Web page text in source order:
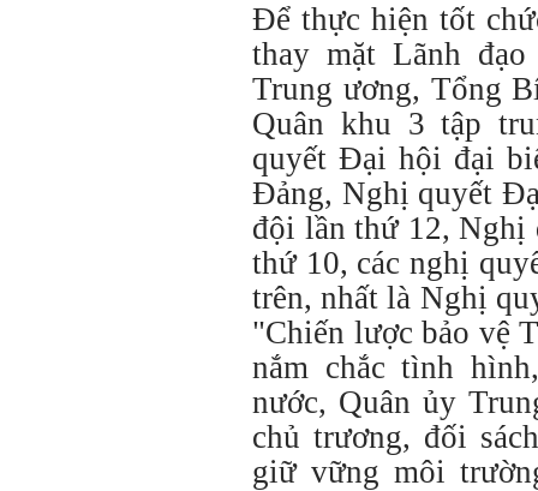
Để thực hiện tốt
thay mặt Lãnh
Trung ương, Tổng
Quân khu 3 tập
quyết Đại hội đại
Đảng, Nghị quyết
đội lần thứ 12, Nghị
thứ 10, các nghị
trên, nhất là Nghị
"Chiến lược bảo vệ
nắm chắc tình
nước, Quân ủy
chủ trương, đối
giữ vững môi